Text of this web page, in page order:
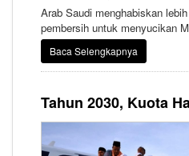
Arab Saudi menghabiskan
pembersih untuk menyucikan
setiap harinya. Sanitasi
salat di masjid hingga alun-
Baca Selengkapnya